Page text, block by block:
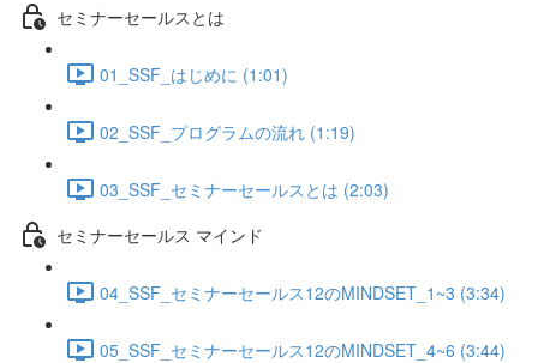
セミナーセールスとは
01_SSF_はじめに (1:01)
02_SSF_プログラムの流れ (1:19)
03_SSF_セミナーセールスとは (2:03)
セミナーセールス マインド
04_SSF_セミナーセールス12のMINDSET_1~3 (3:34)
05_SSF_セミナーセールス12のMINDSET_4~6 (3:44)